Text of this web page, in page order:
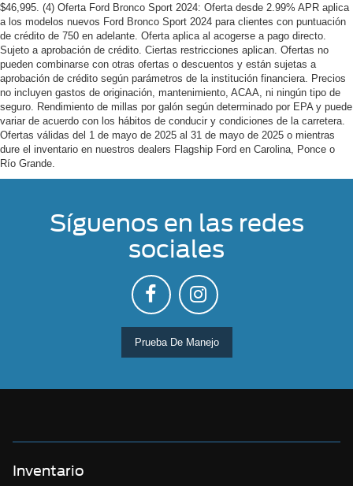
$46,995. (4) Oferta Ford Bronco Sport 2024: Oferta desde 2.99% APR aplica
a los modelos nuevos Ford Bronco Sport 2024 para clientes con puntuación
de crédito de 750 en adelante. Oferta aplica al acogerse a pago directo.
Sujeto a aprobación de crédito. Ciertas restricciones aplican. Ofertas no
pueden combinarse con otras ofertas o descuentos y están sujetas a
aprobación de crédito según parámetros de la institución financiera. Precios
no incluyen gastos de originación, mantenimiento, ACAA, ni ningún tipo de
seguro. Rendimiento de millas por galón según determinado por EPA y puede
variar de acuerdo con los hábitos de conducir y condiciones de la carretera.
Ofertas válidas del 1 de mayo de 2025 al 31 de mayo de 2025 o mientras
dure el inventario en nuestros dealers Flagship Ford en Carolina, Ponce o
Río Grande.
Síguenos en las redes
sociales
Prueba De Manejo
Inventario